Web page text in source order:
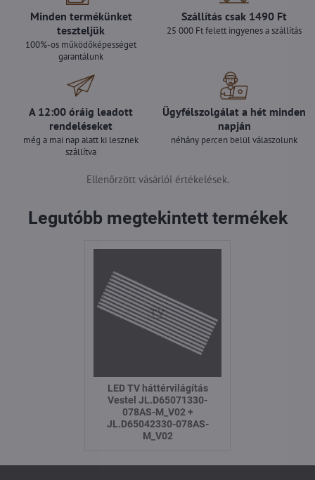
Minden termékünket
teszteljük
100%-os működőképességet
garantálunk
Szállítás csak 1490 Ft
25 000 Ft felett ingyenes a szállítás
A 12:00 óráig leadott
rendeléseket
még a mai nap alatt ki lesznek
szállítva
Ügyfélszolgálat a hét minden
napján
néhány percen belül válaszolunk
Ellenőrzött vásárlói értékelések.
Legutóbb megtekintett termékek
LED TV háttérvilágítás
Vestel JL.D65071330-
078AS-M_V02 +
JL.D65042330-078AS-
M_V02